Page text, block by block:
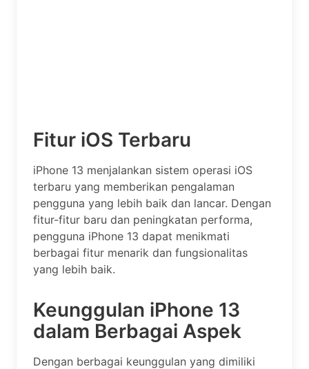
Fitur iOS Terbaru
iPhone 13 menjalankan sistem operasi iOS
terbaru yang memberikan pengalaman
pengguna yang lebih baik dan lancar. Dengan
fitur-fitur baru dan peningkatan performa,
pengguna iPhone 13 dapat menikmati
berbagai fitur menarik dan fungsionalitas
yang lebih baik.
Keunggulan iPhone 13
dalam Berbagai Aspek
Dengan berbagai keunggulan yang dimiliki